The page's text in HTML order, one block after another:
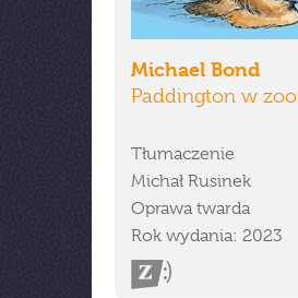
Michael Bond
Paddington w zoo
Tłumaczenie
Michał Rusinek
Oprawa twarda
Rok wydania: 2023